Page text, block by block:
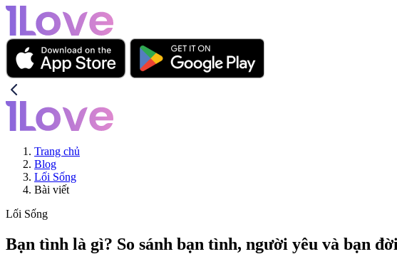
Trang chủ
Blog
Lối Sống
Bài viết
Lối Sống
Bạn tình là gì? So sánh bạn tình, người yêu và bạn đời